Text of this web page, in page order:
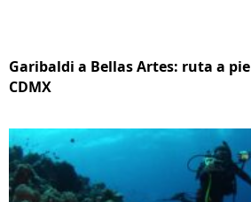
Garibaldi a Bellas Artes: ruta a
CDMX